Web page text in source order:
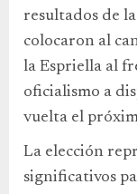
resultados de
colocaron al
la Espriella al
oficialismo a
vuelta el
La elección
significativos